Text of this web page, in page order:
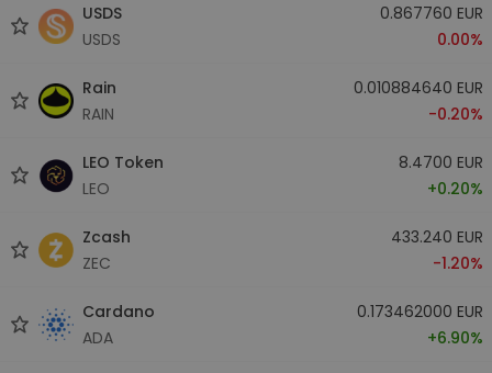
USDS
USDS
0.867760 EUR
0.00%
Rain
RAIN
0.010884640 EUR
-0.20%
LEO Token
LEO
8.4700 EUR
+0.20%
Zcash
ZEC
433.240 EUR
-1.20%
Cardano
ADA
0.173462000 EUR
+6.90%